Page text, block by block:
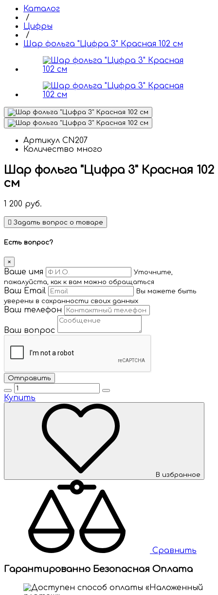
Каталог
/
Цифры
/
Шар фольга "Цифра 3" Красная 102 см
Артикул CN207
Количество много
Шар фольга "Цифра 3" Красная 102
см
1 200 руб.
Задать вопрос о товаре
Есть вопрос?
×
Ваше имя
Уточните,
пожалуйста, как к вам можно обращаться
Ваш Email
Вы можете быть
уверены в сохранности своих данных
Ваш телефон
Ваш вопрос
Купить
В избранное
Сравнить
Гарантированно Безопасная Оплата